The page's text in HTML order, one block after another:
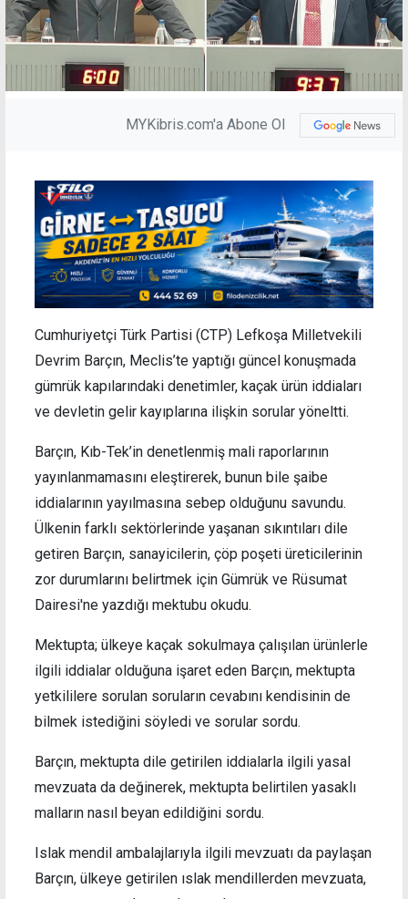
MYKibris.com'a Abone Ol
Cumhuriyetçi Türk Partisi (CTP) Lefkoşa Milletvekili
Devrim Barçın, Meclis’te yaptığı güncel konuşmada
gümrük kapılarındaki denetimler, kaçak ürün iddiaları
ve devletin gelir kayıplarına ilişkin sorular yöneltti.
Barçın, Kıb-Tek’in denetlenmiş mali raporlarının
yayınlanmamasını eleştirerek, bunun bile şaibe
iddialarının yayılmasına sebep olduğunu savundu.
Ülkenin farklı sektörlerinde yaşanan sıkıntıları dile
getiren Barçın, sanayicilerin, çöp poşeti üreticilerinin
zor durumlarını belirtmek için Gümrük ve Rüsumat
Dairesi'ne yazdığı mektubu okudu.
Mektupta; ülkeye kaçak sokulmaya çalışılan ürünlerle
ilgili iddialar olduğuna işaret eden Barçın, mektupta
yetkililere sorulan soruların cevabını kendisinin de
bilmek istediğini söyledi ve sorular sordu.
Barçın, mektupta dile getirilen iddialarla ilgili yasal
mevzuata da değinerek, mektupta belirtilen yasaklı
malların nasıl beyan edildiğini sordu.
Islak mendil ambalajlarıyla ilgili mevzuatı da paylaşan
Barçın, ülkeye getirilen ıslak mendillerden mevzuata,